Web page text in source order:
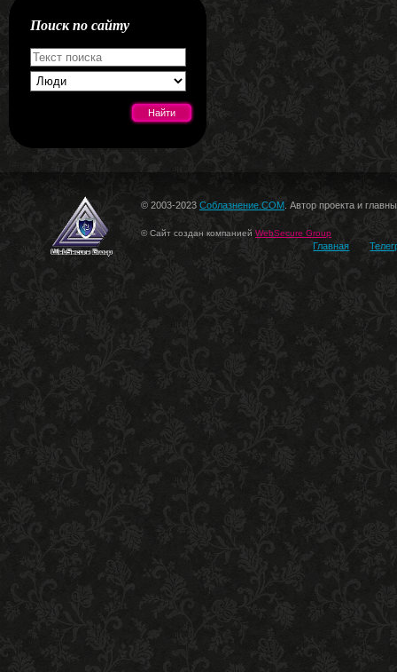
Поиск по сайту
© 2003-2023 Соблазнение.COM . Автор проекта и
© Сайт создан компанией WebSecure Group
Главная